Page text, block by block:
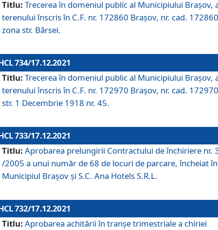
Titlu: Trecerea în domeniul public al Municipiului Braşov,
terenului înscris în C.F. nr. 172860 Brașov, nr. cad.
zona str. Bârsei.
734/17.12.2021
Titlu: Trecerea în domeniul public al Municipiului Braşov,
terenului înscris în C.F. nr. 172970 Brașov, nr. cad.
str. 1 Decembrie 1918 nr. 45.
733/17.12.2021
Titlu: Aprobarea prelungirii Contractului de închiriere nr.
/2005 a unui număr de 68 de locuri de parcare, încheiat
Municipiul Braşov şi S.C. Ana Hotels S.R.L.
732/17.12.2021
Titlu: Aprobarea achitării în tranșe trimestriale a chiriei